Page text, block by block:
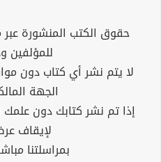
حقوق الكتب المنشورة
للمؤلفين
لا يتم نشر أي كتاب دون
الجهة
إذا تم نشر كتابك دون علمك
لإيقاف
بمراسلتنا